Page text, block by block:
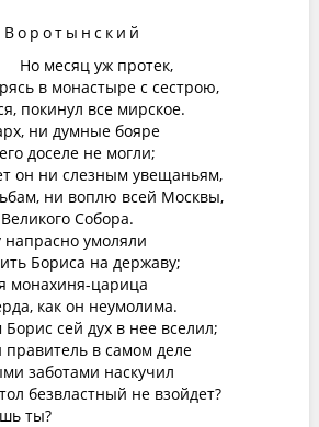
Воротынский
уж протек,
в монастыре с сестрою,
покинул все мирское.
ни думные бояре
доселе не могли;
он ни слезным увещаньям,
ни воплю всей Москвы,
Собора.
напрасно умоляли
Бориса на державу;
монахиня-царица
как он неумолима.
Борис сей дух в нее вселил;
правитель в самом деле
заботами наскучил
безвластный не взойдет?
ты?